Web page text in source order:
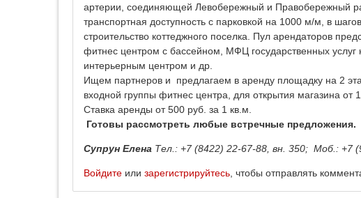
артерии, соединяющей Левобережный и Правобережный
транспортная доступность с парковкой на 1000 м/м, в
строительство коттеджного поселка. Пул арендаторов
фитнес центром с бассейном, МФЦ государственных
интерьерным центром и др.
Ищем партнеров и предлагаем в аренду площадку на 2
входной группы фитнес центра, для открытия магазина от
Ставка аренды от 500 руб. за 1 кв.м.
Готовы рассмотреть любые встречные предложения.
Супрун Елена Тел.: +7 (8422) 22-67-88, вн. 350; Моб.: +7
Войдите или зарегистрируйтесь , чтобы отправлять